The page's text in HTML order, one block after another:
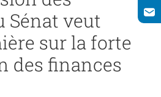
Sénat veut
sur la forte
des finances